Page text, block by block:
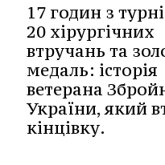
17 годин з
20 хірургічних
втручань та
медаль: історія
ветерана
України, який
кінцівку.